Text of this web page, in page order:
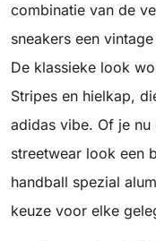
combinatie van de
sneakers een
De klassieke look
Stripes en hielkap,
adidas vibe. Of je
streetwear look een
handball spezial
keuze voor elke